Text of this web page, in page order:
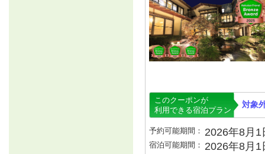
このクーポンが
利用できる宿泊プラン
対象
予約可能期間： 2026年8月
宿泊可能期間： 2026年8月